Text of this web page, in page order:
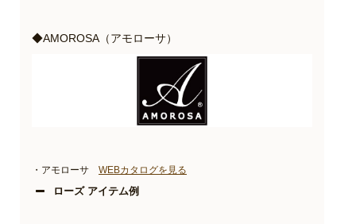
◆AMOROSA（アモローサ）
・アモローサ WEBカタログを見る
ローズ アイテム例